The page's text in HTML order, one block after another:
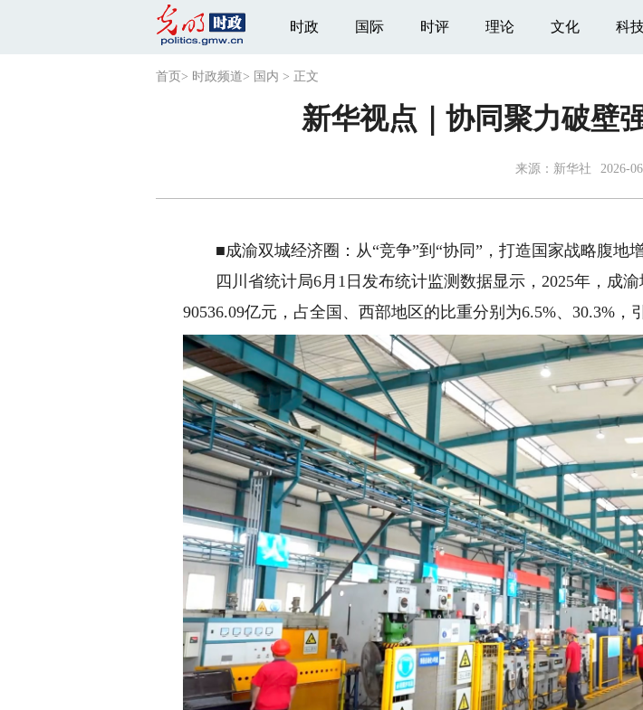
时政 国际 时评 理论 文化 科
首页 > 时政频道> 国内 > 正文
新华视点｜协同聚力破壁
来源： 新华社 2026-
■成渝双城经济圈：从“竞争”到“协同”，打造国家战略腹地
四川省统计局6月1日发布统计监测数据显示，2025年，成渝
90536.09亿元，占全国、西部地区的比重分别为6.5%、30.3%，